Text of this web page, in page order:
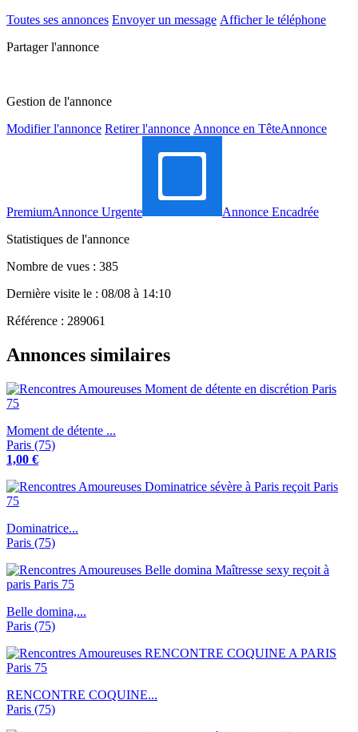
Toutes ses annonces Envoyer un message Afficher le téléphone
Partager l'annonce
Gestion de l'annonce
Modifier l'annonce Retirer l'annonce Annonce en TêteAnnonce
PremiumAnnonce Urgente
Annonce Encadrée
Statistiques de l'annonce
Nombre de vues : 385
Dernière visite le : 08/08 à 14:10
Référence : 289061
Annonces similaires
Moment de détente ...
Paris (75)
1,00 €
Dominatrice...
Paris (75)
Belle domina,...
Paris (75)
RENCONTRE COQUINE...
Paris (75)